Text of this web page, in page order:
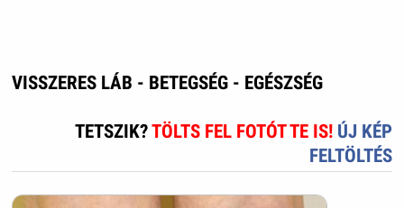
VISSZERES LÁB - BETEGSÉG - EGÉSZSÉG
TETSZIK?TÖLTS FEL FOTÓT TE IS! ÚJ KÉP
FELTÖLTÉS